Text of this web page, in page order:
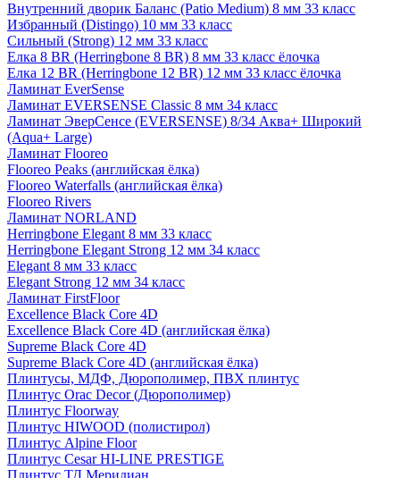
Внутренний дворик Баланс (Patio Medium) 8 мм 33 класс
Избранный (Distingo) 10 мм 33 класс
Сильный (Strong) 12 мм 33 класс
Елка 8 BR (Herringbone 8 BR) 8 мм 33 класс ёлочка
Елка 12 BR (Herringbone 12 BR) 12 мм 33 класс ёлочка
Ламинат EverSense
Ламинат EVERSENSE Classic 8 мм 34 класс
Ламинат ЭверСенсе (EVERSENSE) 8/34 Аква+ Широкий
(Aqua+ Large)
Ламинат Flooreo
Flooreo Peaks (английская ёлка)
Flooreo Waterfalls (английская ёлка)
Flooreo Rivers
Ламинат NORLAND
Herringbone Elegant 8 мм 33 класс
Herringbone Elegant Strong 12 мм 34 класс
Elegant 8 мм 33 класс
Elegant Strong 12 мм 34 класс
Ламинат FirstFloor
Excellence Black Core 4D
Excellence Black Core 4D (английская ёлка)
Supreme Black Core 4D
Supreme Black Core 4D (английская ёлка)
Плинтусы, МДФ, Дюрополимер, ПВХ плинтус
Плинтус Orac Decor (Дюрополимер)
Плинтус Floorway
Плинтус HIWOOD (полистирол)
Плинтус Alpine Floor
Плинтус Cesar HI-LINE PRESTIGE
Плинтус ТД Меридиан